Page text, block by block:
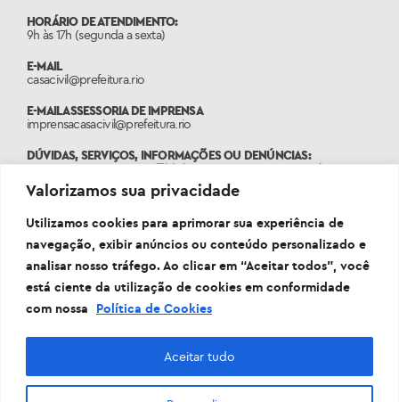
Valorizamos sua privacidade
Utilizamos cookies para aprimorar sua experiência de
navegação, exibir anúncios ou conteúdo personalizado e
analisar nosso tráfego. Ao clicar em “Aceitar todos”, você
está ciente da utilização de cookies em conformidade
com nossa
Política de Cookies
Aceitar tudo
HORÁRIO DE ATENDIMENTO:
9h às 17h (segunda a sexta)
E-MAIL
casacivil@prefeitura.rio
E-MAIL ASSESSORIA DE IMPRENSA
imprensacasacivil@prefeitura.rio
DÚVIDAS, SERVIÇOS, INFORMAÇÕES OU DENÚNCIAS:
Ligue 1746, acessewww.1746.rioou entre em contato pelo
Whatsapp 21 3460-1746.